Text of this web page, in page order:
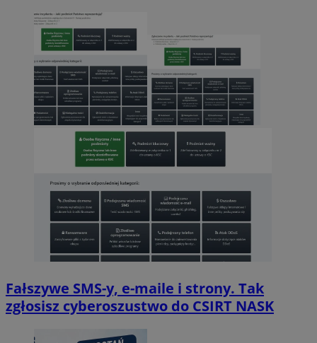
Fałszywe SMS-y, e-maile i strony. Tak
zgłosisz cyberoszustwo do CSIRT NASK